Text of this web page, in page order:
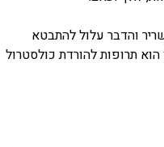
והדבר עלול להתבטא
תרופות להורדת כולסטרול